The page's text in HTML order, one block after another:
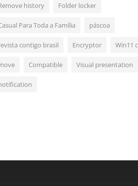
history Folder locker
Para Toda a Família páscoa
contigo brasil Encryptor Win11
Compatible Visual presentation